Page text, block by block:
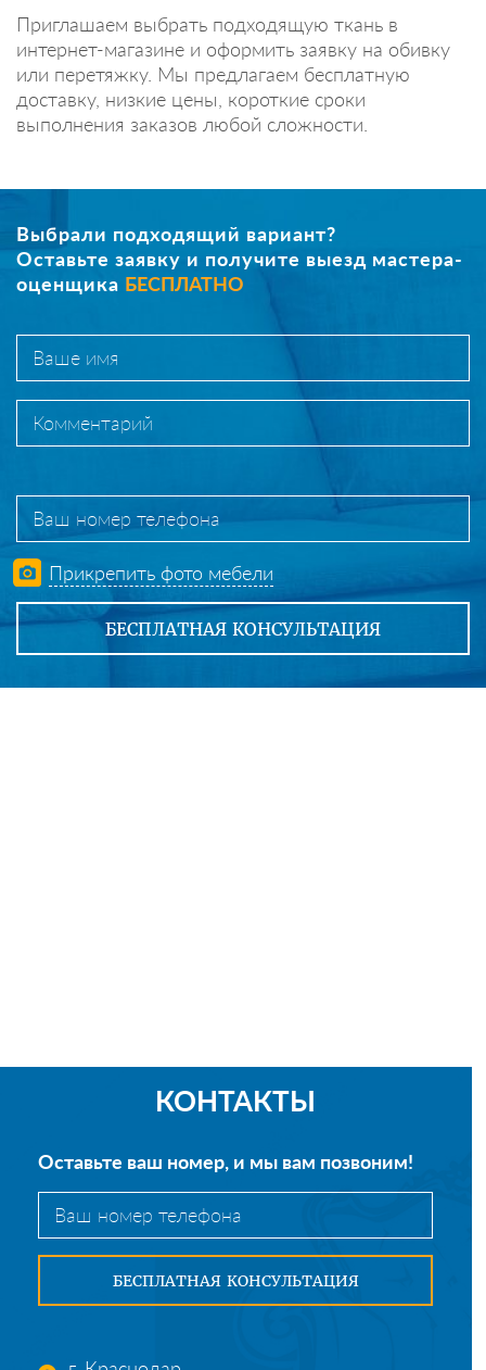
Приглашаем выбрать подходящую ткань в
интернет-магазине и оформить заявку на обивку
или перетяжку. Мы предлагаем бесплатную
доставку, низкие цены, короткие сроки
выполнения заказов любой сложности.
Выбрали подходящий вариант?
Оставьте заявку и получите выезд мастера-
оценщика БЕСПЛАТНО
Прикрепить фото мебели
КОНТАКТЫ
Оставьте ваш номер, и мы вам позвоним!